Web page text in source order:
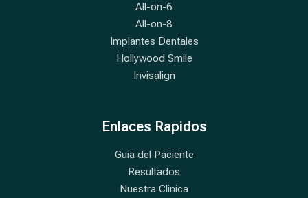
All-on-6
All-on-8
Implantes Dentales
Hollywood Smile
Invisalign
Enlaces Rapidos
Guia del Paciente
Resultados
Nuestra Clinica